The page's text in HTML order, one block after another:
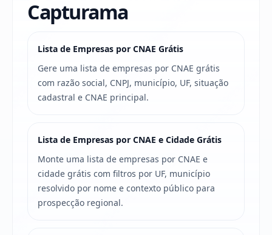
Capturama
Lista de Empresas por CNAE Grátis
Gere uma lista de empresas por CNAE grátis
com razão social, CNPJ, município, UF, situação
cadastral e CNAE principal.
Lista de Empresas por CNAE e Cidade Grátis
Monte uma lista de empresas por CNAE e
cidade grátis com filtros por UF, município
resolvido por nome e contexto público para
prospecção regional.